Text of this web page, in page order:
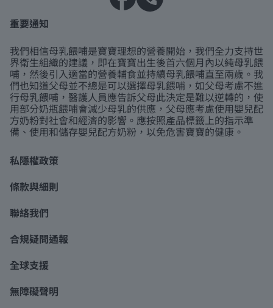
重要通知
我們相信母乳餵哺是寶寶理想的營養開始，我們全力支持世
界衛生組織的建議，即在寶寶出生後首六個月內以純母乳餵
哺，然後引入適當的營養輔食並持續母乳餵哺直至兩歲。我
們也知道父母並不總是可以選擇母乳餵哺，如父母考慮不進
行母乳餵哺，醫護人員應告訴父母此決定是難以逆轉的，使
用部分奶瓶餵哺會減少母乳的供應，父母應考慮使用嬰兒配
方奶粉對社會和經濟的影響。應按照產品標籤上的指示準
備、使用和儲存嬰兒配方奶粉，以免危害寶寶的健康。
私隱權政策
條款與細則
聯絡我們
合規疑問通報
全球支援
無障礙聲明